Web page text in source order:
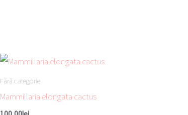
Fără categorie
Mammillaria elongata cactus